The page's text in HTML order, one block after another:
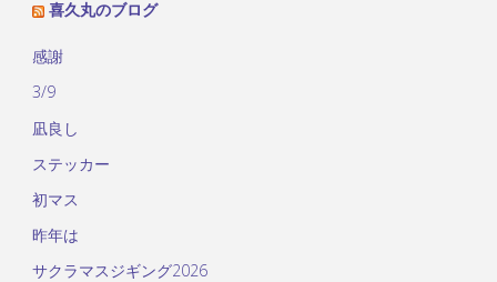
喜久丸のブログ
感謝
3/9
凪良し
ステッカー
初マス
昨年は
サクラマスジギング2026